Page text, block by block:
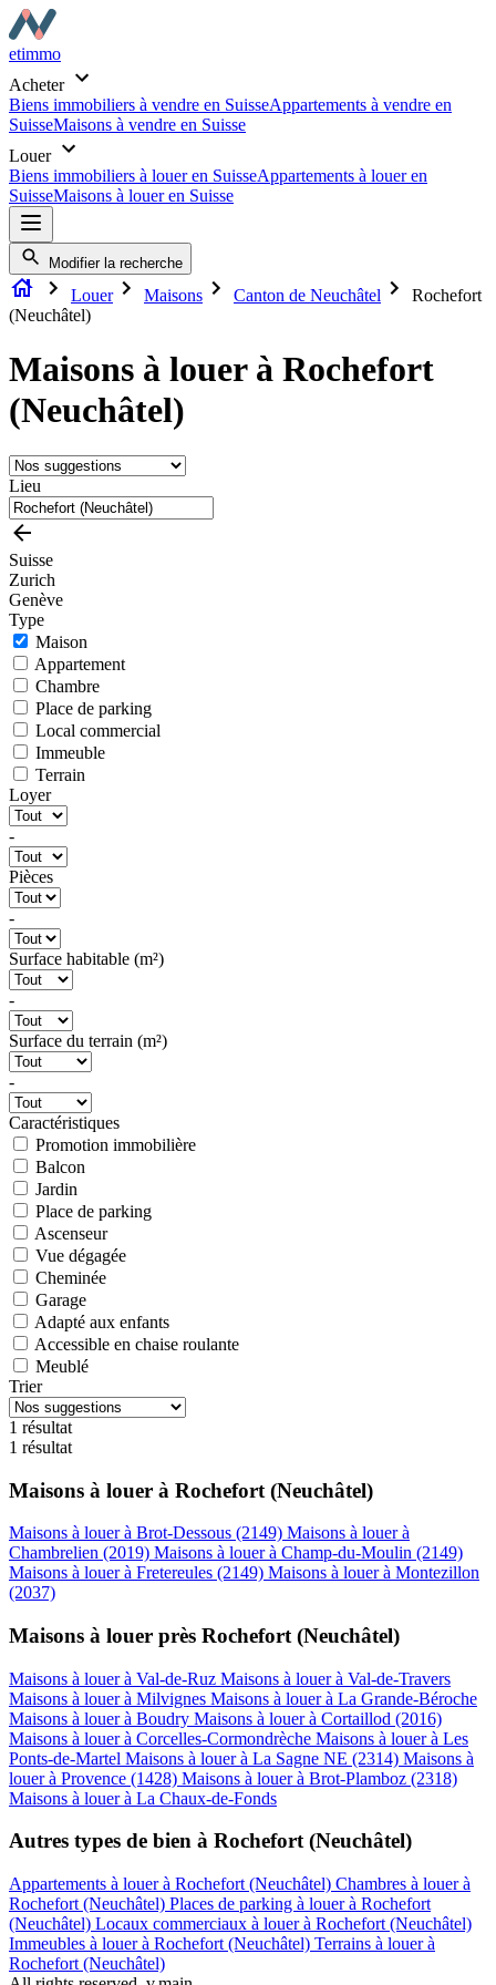
etimmo
Acheter
Biens immobiliers à vendre en SuisseAppartements à vendre en
SuisseMaisons à vendre en Suisse
Louer
Biens immobiliers à louer en SuisseAppartements à louer en
SuisseMaisons à louer en Suisse
Modifier la recherche
Louer Maisons Canton de Neuchâtel
Rochefort
(Neuchâtel)
Maisons à louer à Rochefort
(Neuchâtel)
Lieu
Suisse
Zurich
Genève
Type
Maison
Appartement
Chambre
Place de parking
Local commercial
Immeuble
Terrain
Loyer
-
Pièces
-
Surface habitable (m²)
-
Surface du terrain (m²)
-
Caractéristiques
Promotion immobilière
Balcon
Jardin
Place de parking
Ascenseur
Vue dégagée
Cheminée
Garage
Adapté aux enfants
Accessible en chaise roulante
Meublé
Trier
1 résultat
1 résultat
Maisons à louer à Rochefort (Neuchâtel)
Maisons à louer à Brot-Dessous (2149) Maisons à louer à
Chambrelien (2019) Maisons à louer à Champ-du-Moulin (2149)
Maisons à louer à Fretereules (2149) Maisons à louer à Montezillon
(2037)
Maisons à louer près Rochefort (Neuchâtel)
Maisons à louer à Val-de-Ruz Maisons à louer à Val-de-Travers
Maisons à louer à Milvignes Maisons à louer à La Grande-Béroche
Maisons à louer à Boudry Maisons à louer à Cortaillod (2016)
Maisons à louer à Corcelles-Cormondrèche Maisons à louer à Les
Ponts-de-Martel Maisons à louer à La Sagne NE (2314) Maisons à
louer à Provence (1428) Maisons à louer à Brot-Plamboz (2318)
Maisons à louer à La Chaux-de-Fonds
Autres types de bien à Rochefort (Neuchâtel)
Appartements à louer à Rochefort (Neuchâtel) Chambres à louer à
Rochefort (Neuchâtel) Places de parking à louer à Rochefort
(Neuchâtel) Locaux commerciaux à louer à Rochefort (Neuchâtel)
Immeubles à louer à Rochefort (Neuchâtel) Terrains à louer à
Rochefort (Neuchâtel)